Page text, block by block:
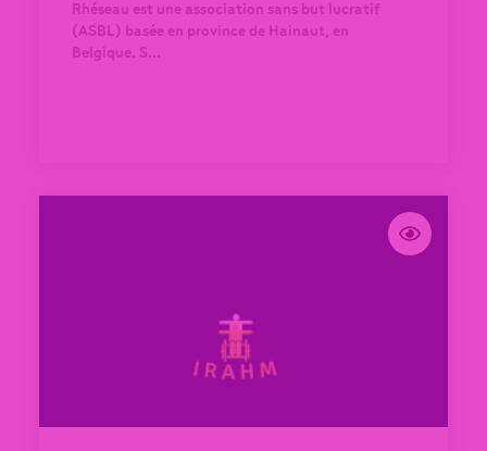
Rhéseau est une association sans but lucratif
(ASBL) basée en province de Hainaut, en
Belgique. S...